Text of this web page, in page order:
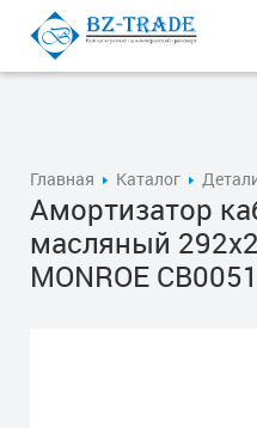
Главная Каталог
Амортизатор
масляный
MONROE CB0051